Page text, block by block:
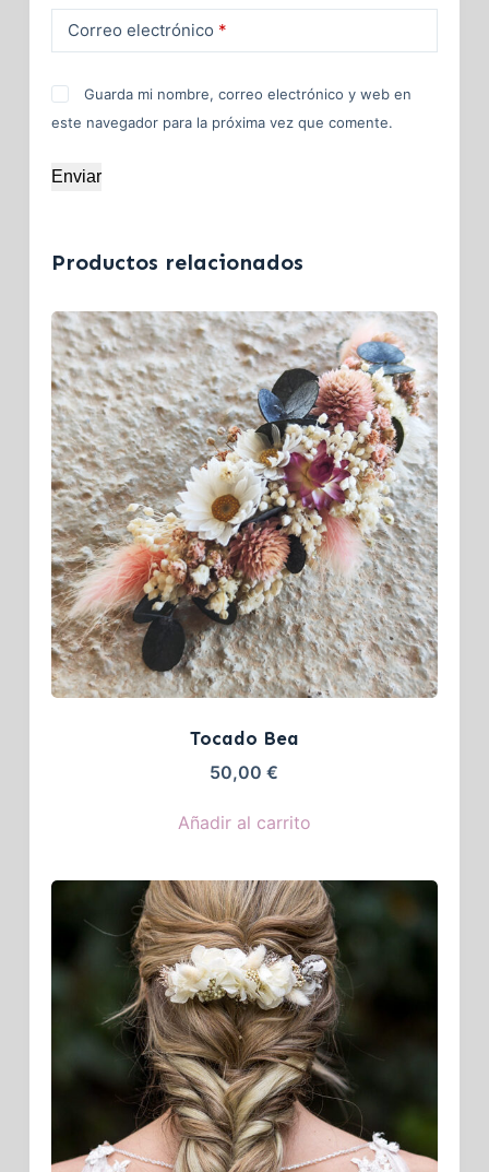
Correo electrónico *
Guarda mi nombre, correo electrónico y web en
este navegador para la próxima vez que comente.
Enviar
Productos relacionados
Tocado Bea
50,00€
Añadir al carrito